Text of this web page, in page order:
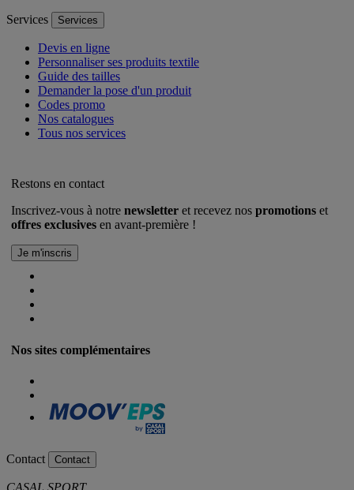
Services Services
Devis en ligne
Personnaliser ses produits textile
Guide des tailles
Demander la pose d'un produit
Codes promo
Nos catalogues
Tous nos services
Restons en contact
Inscrivez-vous à notre newsletter et recevez nos promotions et
offres exclusives en avant-première !
Nos sites complémentaires
Contact Contact